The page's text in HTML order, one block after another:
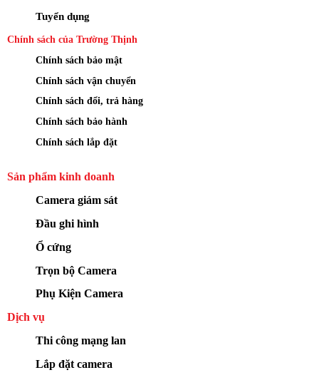
Tuyển dụng
Chính sách của Trường Thịnh
Chính sách bảo mật
Chính sách vận chuyển
Chính sách đổi, trả hàng
Chính sách bảo hành
Chính sách lắp đặt
Sản phẩm kinh doanh
Camera giám sát
Đầu ghi hình
Ổ cứng
Trọn bộ Camera
Phụ Kiện Camera
Dịch vụ
Thi công mạng lan
Lắp đặt camera